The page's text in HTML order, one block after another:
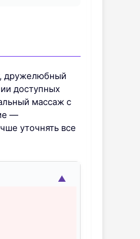
дружелюбный
доступных
массаж с
—
уточнять все
▲